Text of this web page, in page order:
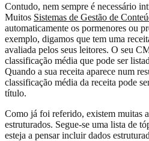
Contudo, nem sempre é necessário
Muitos Sistemas de Gestão de
automaticamente os pormenores ou
exemplo, digamos que tem uma
avaliada pelos seus leitores. O seu
classificação média que pode ser
Quando a sua receita aparece num
classificação média da receita pode
título.
Como já foi referido, existem muitas
estruturados. Segue-se uma lista de
esteja a pensar incluir dados